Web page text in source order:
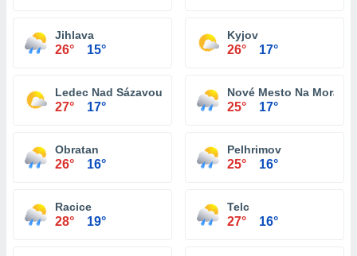
Jihlava
26° 15°
Kyjov
26° 17°
Ledec Nad Sázavou
27° 17°
Nové Mesto Na Morave
25° 17°
Obratan
26° 16°
Pelhrimov
25° 16°
Racice
28° 19°
Telc
27° 16°